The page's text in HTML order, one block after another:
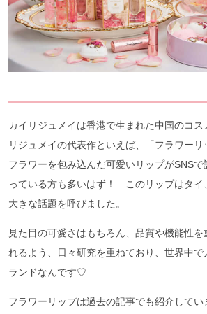
カイリジュメイは香港で生まれた中国のコス
リジュメイの代表作といえば、「フラワー
フラワーを包み込んだ可愛いリップがSNS
っている方も多いはず！ このリップはタイ
大きな話題を呼びました。
見た目の可愛さはもちろん、品質や機能性
れるよう、日々研究を重ねており、世界中
ランドなんです♡
フラワーリップは過去の記事でも紹介して